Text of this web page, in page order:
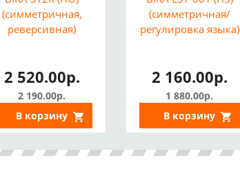
(симметричная,
реверсивная)
2 520.00р.
2 190.00р.
В корзину
(симметричная/
регулировка языка)
2 160.00р.
1 880.00р.
В корзину